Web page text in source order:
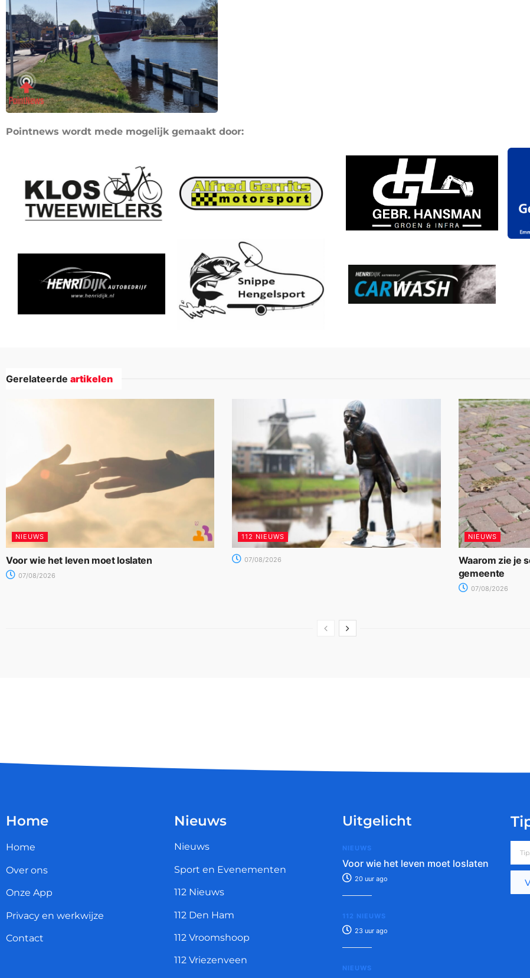
Pointnews wordt mede mogelijk gemaakt door:
Gerelateerde artikelen
NIEUWS
Voor wie het leven moet loslaten
07/08/2026
112 NIEUWS
07/08/2026
NIEUWS
Waarom zie je
gemeente
07/08/2026
Home
Home
Over ons
Onze App
Privacy en werkwijze
Contact
Nieuws
Nieuws
Sport en Evenementen
112 Nieuws
112 Den Ham
112 Vroomshoop
112 Vriezenveen
Uitgelicht
NIEUWS
Voor wie het leven moet loslaten
20 uur ago
112 NIEUWS
23 uur ago
NIEUWS